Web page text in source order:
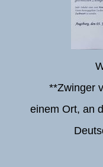
**Zwinger
einem Ort, an